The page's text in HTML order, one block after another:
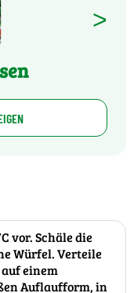
>
vor. Schäle die
Würfel. Verteile
einem
Auflaufform, in